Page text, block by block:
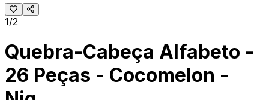
1/2
Quebra-Cabeça Alfabeto -
26 Peças - Cocomelon -